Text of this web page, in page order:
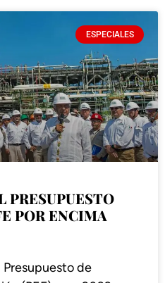
ESPECIALES
PRESUPUESTO
POR ENCIMA
Presupuesto de